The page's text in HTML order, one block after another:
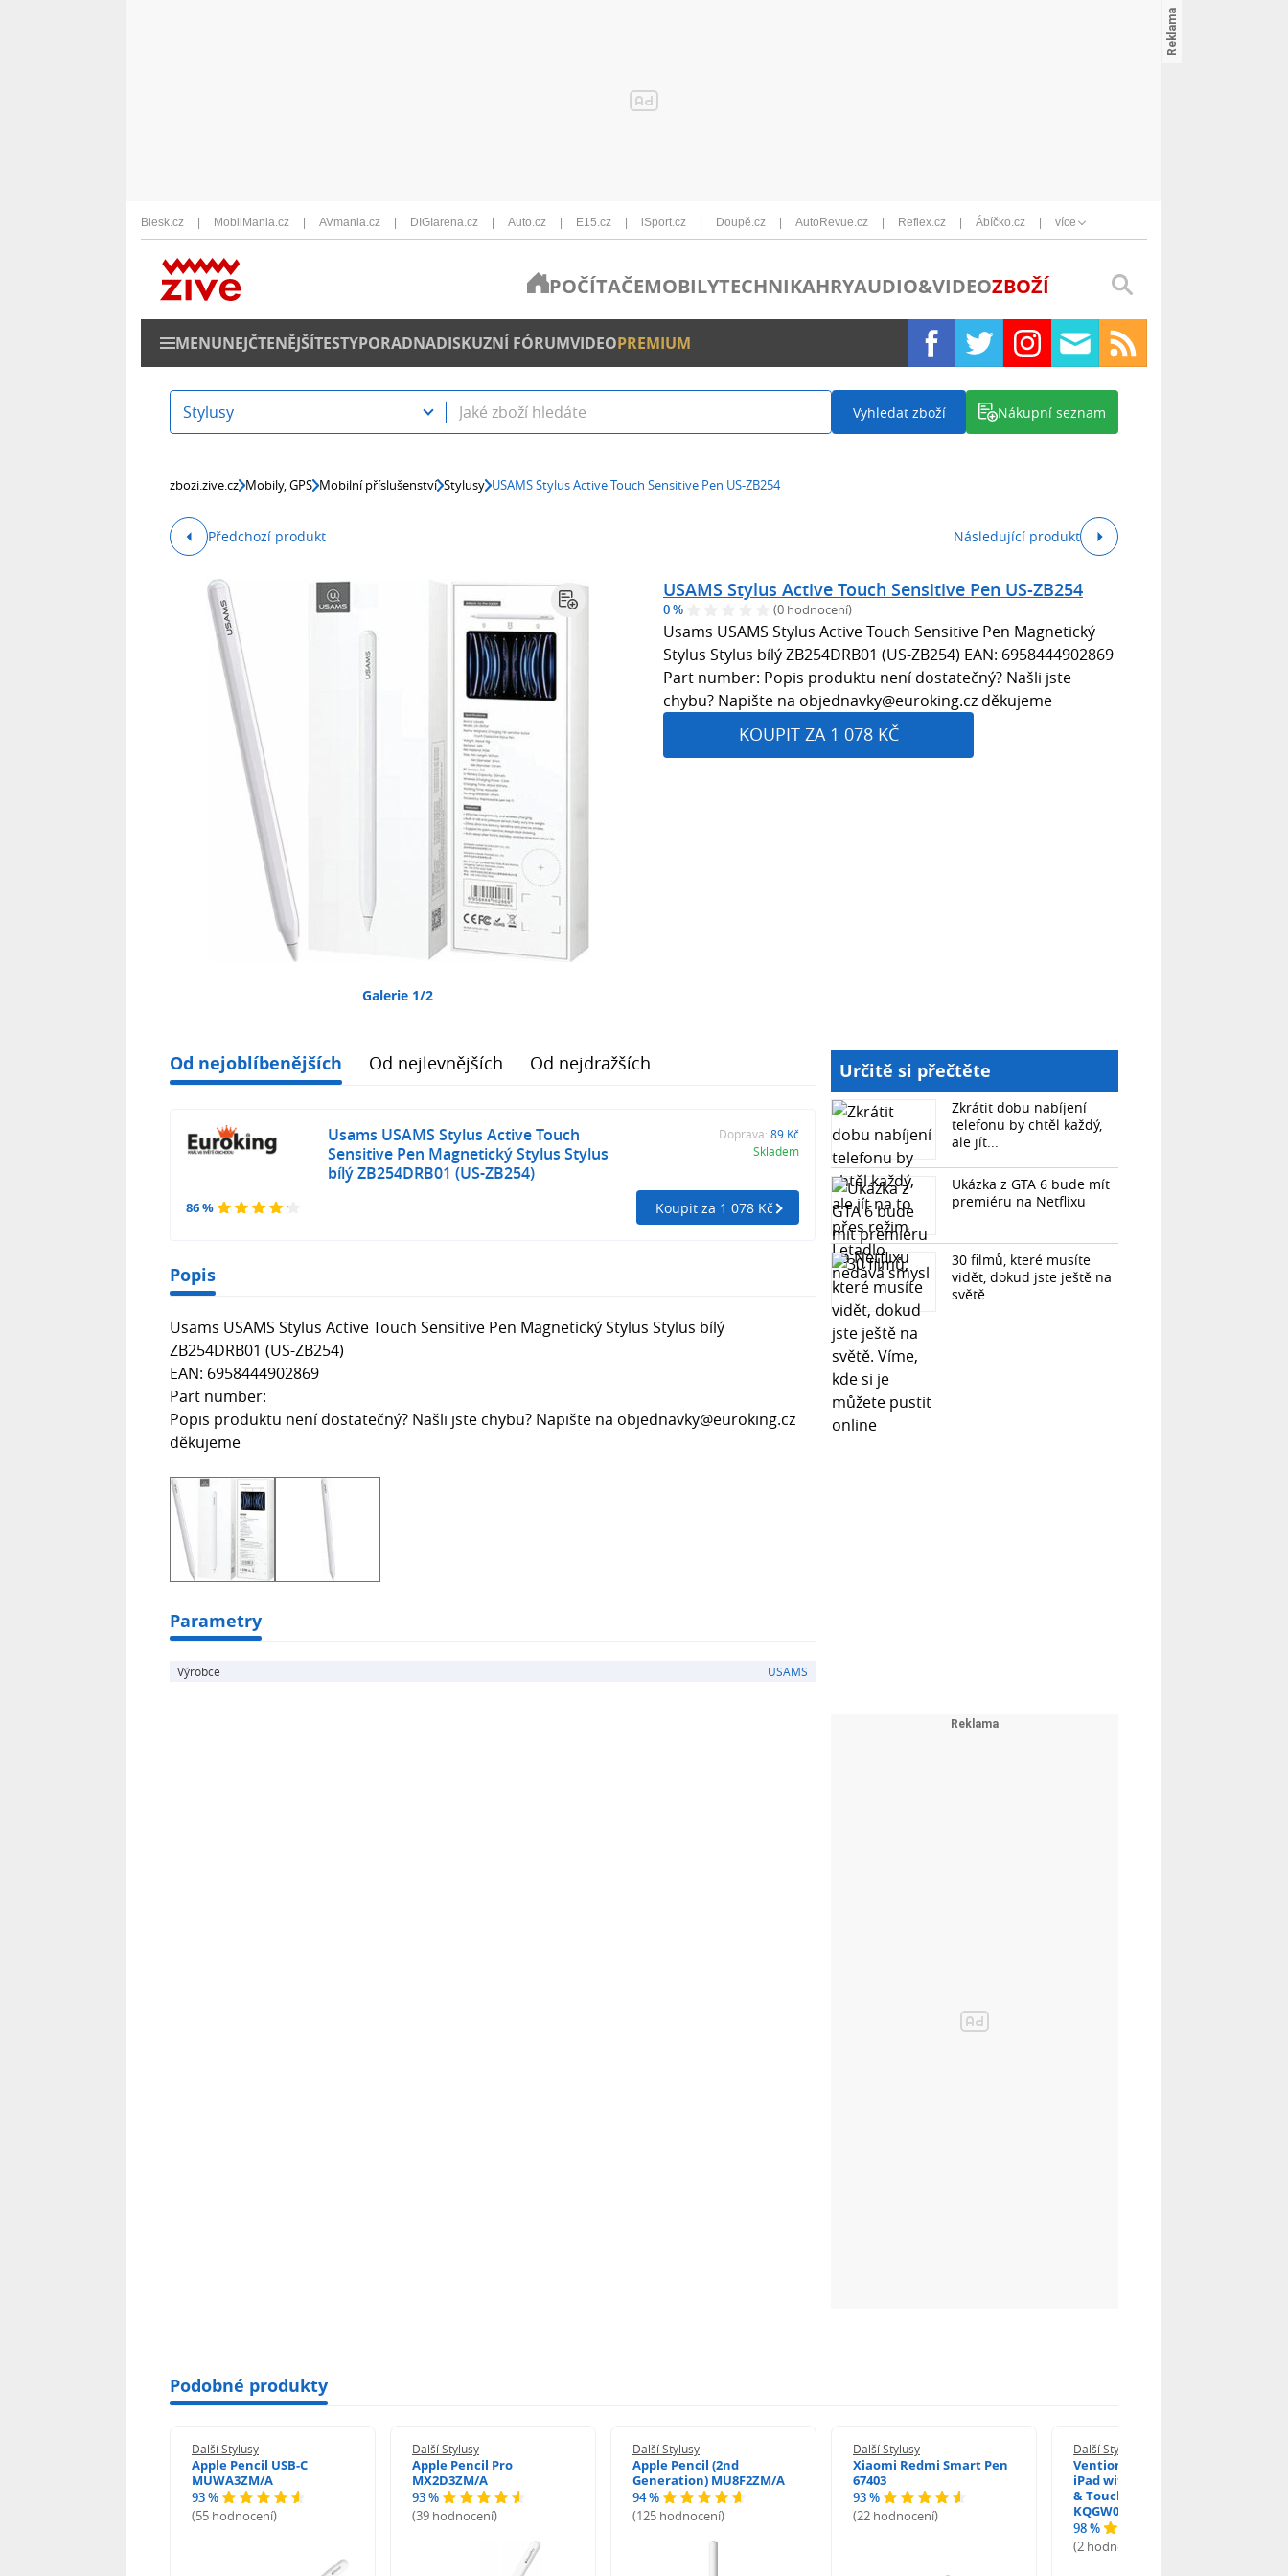
Blesk.cz MobilMania.cz AVmania.cz DIGIarena.cz Auto.cz E15.cz iSport.cz Doupě.cz AutoRevue.cz Reflex.cz Ábíčko.cz více
POČÍTAČEMOBILYTECHNIKAHRYAUDIO&VIDEOZBOŽÍ
MENUNEJČTENĚJŠÍTESTYPORADNADISKUZNÍ FÓRUMVIDEOPREMIUM
Stylusy Vyhledat zboží Nákupní seznam
zbozi.zive.cz Mobily, GPS Mobilní příslušenství Stylusy USAMS Stylus Active Touch Sensitive Pen US-ZB254
Předchozí produkt Následující produkt
Galerie 1/2
USAMS Stylus Active Touch Sensitive Pen US-ZB254
0 % (0 hodnocení)
Usams USAMS Stylus Active Touch Sensitive Pen Magnetický
Stylus Stylus bílý ZB254DRB01 (US-ZB254) EAN: 6958444902869
Part number: Popis produktu není dostatečný? Našli jste
chybu? Napište na objednavky@euroking.cz děkujeme
KOUPIT ZA 1 078 KČ
Od nejoblíbenějších Od nejlevnějších Od nejdražších
86 %
Usams USAMS Stylus Active Touch
Sensitive Pen Magnetický Stylus Stylus
bílý ZB254DRB01 (US-ZB254)
Doprava: 89 Kč
Skladem
Koupit za 1 078 Kč
Popis
Usams USAMS Stylus Active Touch Sensitive Pen Magnetický Stylus Stylus bílý
ZB254DRB01 (US-ZB254)
EAN: 6958444902869
Part number:
Popis produktu není dostatečný? Našli jste chybu? Napište na objednavky@euroking.cz
děkujeme
Parametry
Výrobce USAMS
Určitě si přečtěte
Zkrátit dobu nabíjení
telefonu by chtěl každý,
ale jít...
Ukázka z GTA 6 bude mít
premiéru na Netflixu
30 filmů, které musíte
vidět, dokud jste ještě na
světě....
Podobné produkty
Další Stylusy
Apple Pencil USB-C
MUWA3ZM/A
93 %
(55 hodnocení)
Další Stylusy
Apple Pencil Pro
MX2D3ZM/A
93 %
(39 hodnocení)
Další Stylusy
Apple Pencil (2nd
Generation) MU8F2ZM/A
94 %
(125 hodnocení)
Další Stylusy
Xiaomi Redmi Smart Pen
67403
93 %
(22 hodnocení)
Další Stylusy
Vention Stylus Pen for
iPad with Palm Rejection
& Touch Switch White
KQGW0
98 %
(2 hodnocení)